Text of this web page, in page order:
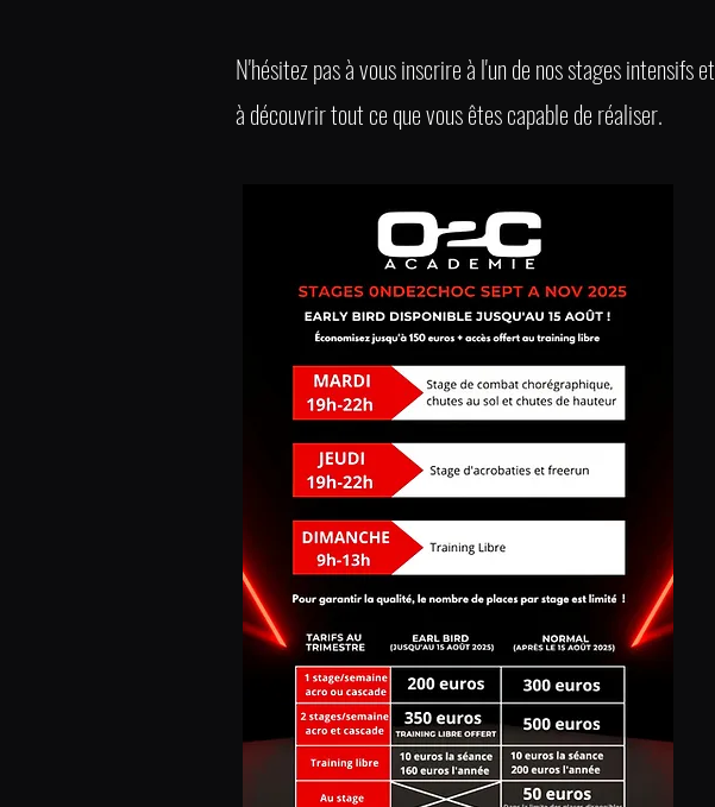
N'hésitez pas à vous inscrire à l'un de nos stages intensifs et
à découvrir tout ce que vous êtes capable de réaliser.